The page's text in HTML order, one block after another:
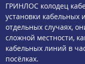
ГРИНЛОС колодец
установки кабельных
отдельных случаях,
сложной местности,
кабельных линий в
посёлках.